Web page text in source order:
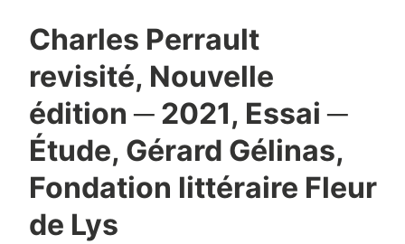
Charles Perrault
revisité, Nouvelle
édition ─ 2021, Essai ─
Étude, Gérard Gélinas,
Fondation littéraire Fleur
de Lys